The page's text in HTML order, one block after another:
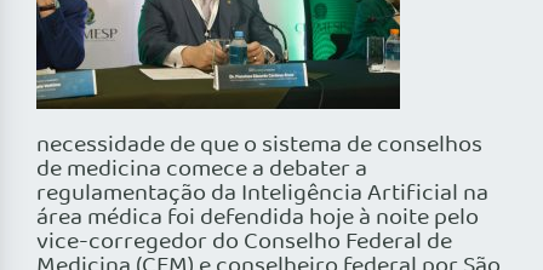
necessidade de que o sistema de conselhos
de medicina comece a debater a
regulamentação da Inteligência Artificial na
área médica foi defendida hoje à noite pelo
vice-corregedor do Conselho Federal de